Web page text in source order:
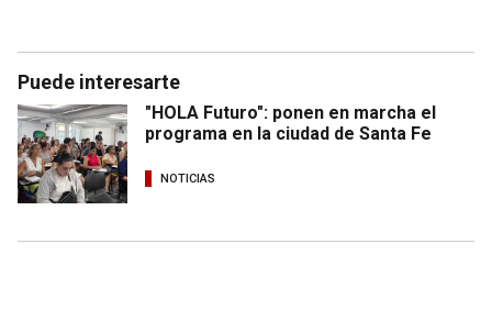
Puede interesarte
"HOLA Futuro": ponen en marcha el
programa en la ciudad de Santa Fe
NOTICIAS